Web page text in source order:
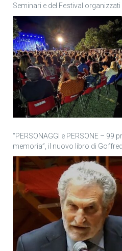
Seminari e del Festival
“PERSONAGGI e PERSONE – 99
memoria”, il nuovo libro di